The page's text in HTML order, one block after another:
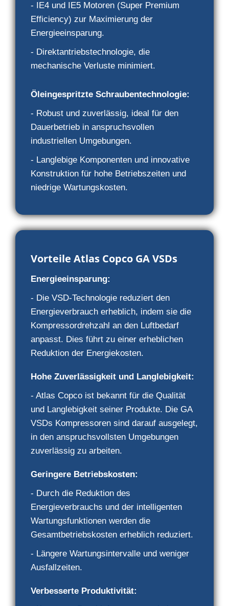
- IE4 und IE5 Motoren (Super Premium
Efficiency) zur Maximierung der
Energieeinsparung.
- Direktantriebstechnologie, die
mechanische Verluste minimiert.
Öleingespritzte Schraubentechnologie:
- Robust und zuverlässig, ideal für den
Dauerbetrieb in anspruchsvollen
industriellen Umgebungen.
- Langlebige Komponenten und innovative
Konstruktion für hohe Betriebszeiten und
niedrige Wartungskosten.
Vorteile Atlas Copco GA VSDs
Energieeinsparung:
- Die VSD-Technologie reduziert den
Energieverbrauch erheblich, indem sie die
Kompressordrehzahl an den Luftbedarf
anpasst. Dies führt zu einer erheblichen
Reduktion der Energiekosten.
Hohe Zuverlässigkeit und Langlebigkeit:
- Atlas Copco ist bekannt für die Qualität
und Langlebigkeit seiner Produkte. Die GA
VSDs Kompressoren sind darauf ausgelegt,
in den anspruchsvollsten Umgebungen
zuverlässig zu arbeiten.
Geringere Betriebskosten:
- Durch die Reduktion des
Energieverbrauchs und der intelligenten
Wartungsfunktionen werden die
Gesamtbetriebskosten erheblich reduziert.
- Längere Wartungsintervalle und weniger
Ausfallzeiten.
Verbesserte Produktivität: